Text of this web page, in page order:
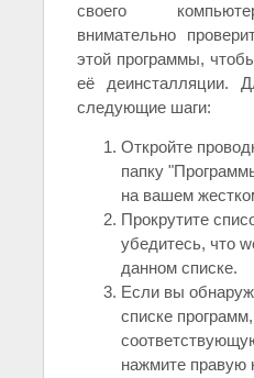
своего
внимательно
этой программы,
её деинсталляции.
следующие шаги:
Откройте
папку
на вашем
Прокрутите
убедитесь, что
данном списке.
Если вы
списке
нажмите правую